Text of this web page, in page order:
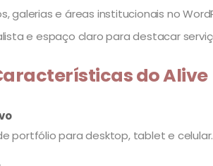
galerias e áreas institucionais no
e espaço claro para destacar
do Alive
portfólio para desktop, tablet e celular.